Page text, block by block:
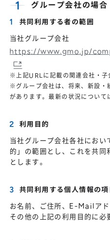
グループ会社の場合
共同利用する者の範囲
当社グループ会社
https://www.gmo.jp/
※上記URLに記載の関連会社・子
※グループ会社は、将来、新設・
があります。最新の状況について
利用目的
当社グループ会社各社におい
的」の範囲とし、これを共同
とします。
共同利用する個人情報の項
お名前、ご住所、E-Mailアド
その他の上記の利用目的に必